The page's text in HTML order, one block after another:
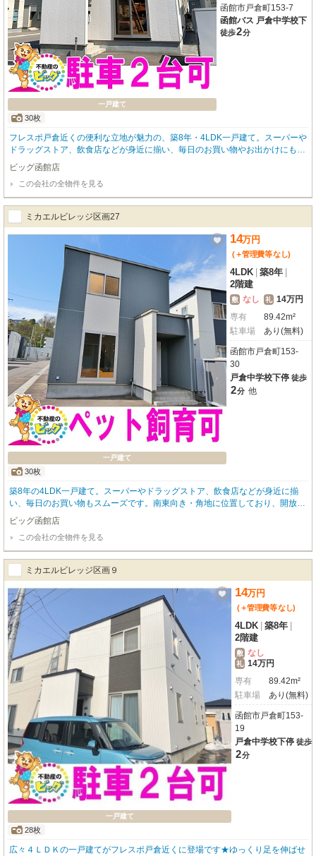
一戸建て
30枚
函館市戸倉町153-7
函館バス 戸倉中学校下
徒歩2分
フレスポ戸倉近くの便利な立地が魅力の、築8年・4LDK一戸建て。スーパーや
ドラッグストア、飲食店などが身近に揃い、毎日のお買い物やお出かけにも便
利な住環境です。北西向きの角地に位置しており、戸建てならではの開放感を
感じられます。4LDKのゆとりある間取りは、ご家族での暮らしにぴったり。
お子様のお部屋や書斎、趣味のスペースなど、ライフスタイルに合わせて活用
できます。各居室には灯油ストーブを備えており、寒い季節も快適。ペット飼
育可能なので、大切な家族の一員と一緒に新生活を始めたい方にもおすすめで
す。駐車場は2台分無料で利用可能。戸建てならではの独立性と、生活利便施
設が揃う住みやすさを兼ね備えた住まいです。快適な住環境をお探しの方はぜ
ひご検討ください。 物件のお問い合わせはビッグ函館店【０１３８－８３－
６０８３】までお問い合わせください！
ビッグ函館店
この会社の全物件を見る
ミカエルビレッジ区画27
一戸建て
30枚
14万円
(＋管理費等なし)
4LDK 築8年
2階建
敷 なし 礼 14万円
専有
89.42m²
駐車場
あり(無料)
函館市戸倉町153-
30
戸倉中学校下停 徒歩
2分 他
築8年の4LDK一戸建て。スーパーやドラッグストア、飲食店などが身近に揃
い、毎日のお買い物もスムーズです。南東向き・角地に位置しており、開放感
のある住環境が魅力。リビングはもちろん、２階各居室に灯油ストーブを備え
ているため、寒い季節も快適にお過ごしいただけます。間取りはゆとりある4L
DKで、ご家族それぞれのプライベート空間を確保しやすい設計。ペット飼育
も可能なので、大切な家族の一員と一緒に新生活をスタートできます。駐車場
は2台分無料で利用でき、ご夫婦それぞれがお車をお持ちの場合にも便利で
す。静かな住宅街で、快適な住み心地とゆとりのある暮らしを叶える一戸建
て。ファミリー層を中心におすすめしたい魅力的な住まいです。 物件のお問
い合わせはビッグ函館店【０１３８－８３－６０８３】までお問い合わせくだ
さい！
ビッグ函館店
この会社の全物件を見る
ミカエルビレッジ区画９
一戸建て
28枚
14万円
(＋管理費等なし)
4LDK 築8年
2階建
敷 なし
礼 14万円
専有
89.42m²
駐車場
あり(無料)
函館市戸倉町153-
19
戸倉中学校下停 徒歩
2分
広々４ＬＤＫの一戸建てがフレスポ戸倉近くに登場です★ゆっくり足を伸ばせ